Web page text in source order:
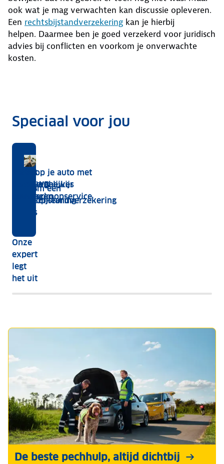
ook wat je mag verwachten kan discussie opleveren.
Een rechtsbijstandverzekering kan je hierbij
helpen. Daarmee ben je goed verzekerd voor juridisch
advies bij conflicten en voorkom je onverwachte
kosten.
Speciaal voor jou
Met ledenvoordeel
Waarom een
aankoopkeuring
slim is
ANWB
Autovergelijker
Juridisch advies bij conflicten
ANWB
Rechtsbijstandverzekering
Garantie
elektrische
auto's,
hoe
dat
eigenlijk?
Onze
expert
legt
het uit
Nieuw
kentekenbewijs
aanvragen
Verkoop je auto met
de ANWB
Autoverkoopservice
De beste pechhulp, altijd dichtbij